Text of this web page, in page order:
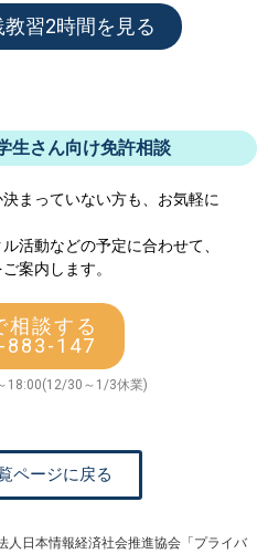
習2時間を見る
生さん向け免許相談
まっていない方も、お気軽に
活動などの予定に合わせて、
案内します。
相談する
883-147
18:00(12/30～1/3休業)
ページに戻る
人日本情報経済社会推進協会「プライバ